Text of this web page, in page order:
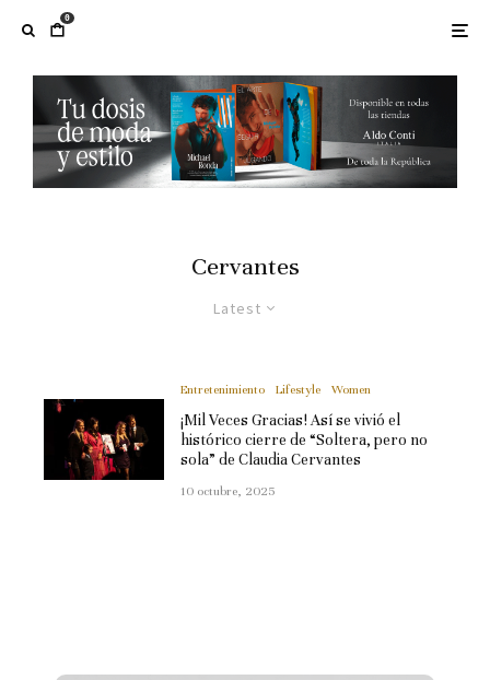
0
Cervantes
Latest
Entretenimiento Lifestyle Women
¡Mil Veces Gracias! Así se vivió el
histórico cierre de “Soltera, pero no
sola” de Claudia Cervantes
10 octubre, 2025